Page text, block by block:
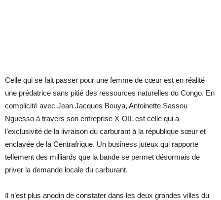
Celle qui se fait passer pour une femme de cœur est en réalité
une prédatrice sans pitié des ressources naturelles du Congo. En
complicité avec Jean Jacques Bouya, Antoinette Sassou
Nguesso à travers son entreprise X-OIL est celle qui a
l’exclusivité de la livraison du carburant à la république sœur et
enclavée de la Centrafrique. Un business juteux qui rapporte
tellement des milliards que la bande se permet désormais de
priver la demande locale du carburant.
Il n’est plus anodin de constater dans les deux grandes villes du